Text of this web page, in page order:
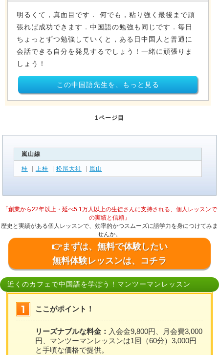
明るくて，真面目です． 何でも，粘り強く最後まで頑
張れば成功できます．中国語の勉強も同じです．毎日
ちょっとずつ勉強していくと，ある日中国人と普通に
会話できる自分を発見するでしょう！一緒に頑張りま
しょう！
この中国語先生を、もっと見る
1ページ目
嵐山線
桂 上桂 松尾大社 嵐山
「創業から22年以上・延べ5.1万人以上の生徒さんに支持される、個人レッスンで
の実績と信頼」
歴史と実績がある個人レッスンで、効率的かつスムーズに語学力を身につけてみま
せんか。
👉まずは、無料で体験したい
無料体験レッスンは、コチラ
近くのカフェで中国語を学ぼう！マンツーマンレッスン
ここがポイント！
リーズナブルな料金： 入会金9,800円、月会費3,000
円、マンツーマンレッスンは1回（60分）3,000円
と手頃な価格で提供。